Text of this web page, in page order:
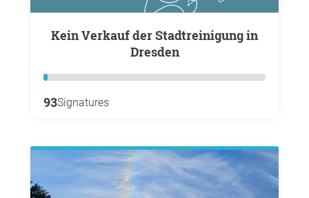
Kein Verkauf der Stadtreinigung in
Dresden
93Signatures